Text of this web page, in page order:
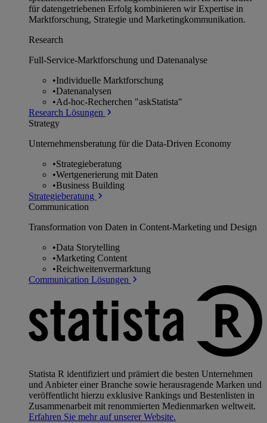
für datengetriebenen Erfolg kombinieren wir Expertise in
Marktforschung, Strategie und Marketingkommunikation.
Research
Full-Service-Marktforschung und Datenanalyse
•Individuelle Marktforschung
•Datenanalysen
•Ad-hoc-Recherchen "askStatista"
Research Lösungen
Strategy
Unternehmens­beratung für die Data-Driven Economy
•Strategieberatung
•Wertgenerierung mit Daten
•Business Building
Strategieberatung
Communication
Transformation von Daten in Content-Marketing und Design
•Data Storytelling
•Marketing Content
•Reichweitenvermarktung
Communication Lösungen
Statista R identifiziert und prämiert die besten Unternehmen
und Anbieter einer Branche sowie herausragende Marken und
veröffentlicht hierzu exklusive Rankings und Bestenlisten in
Zusammenarbeit mit renommierten Medienmarken weltweit.
Erfahren Sie mehr auf unserer Website.